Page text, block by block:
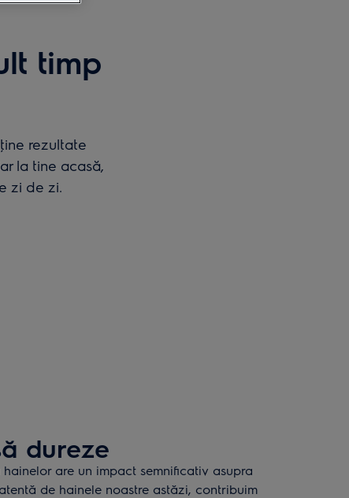
timp
rezultate
la tine acasă,
zi de zi.
dureze
are un impact semnificativ asupra
de hainele noastre astăzi, contribuim